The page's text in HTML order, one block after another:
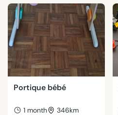
Portique bébé
1 month 346km